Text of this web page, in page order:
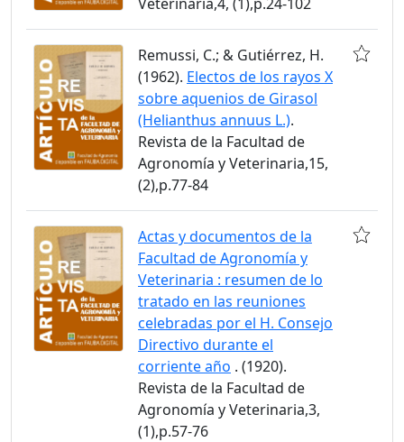
Remussi, C.; & Gutiérrez, H.
(1962). Electos de los rayos X
sobre aquenios de Girasol
(Helianthus annuus L.).
Revista de la Facultad de
Agronomía y Veterinaria,15,
(2),p.77-84
Actas y documentos de la
Facultad de Agronomía y
Veterinaria : resumen de lo
tratado en las reuniones
celebradas por el H. Consejo
Directivo durante el
corriente año . (1920).
Revista de la Facultad de
Agronomía y Veterinaria,3,
(1),p.57-76